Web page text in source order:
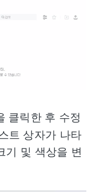
클릭한 후 수정
트 상자가 나타
기 및 색상을 변